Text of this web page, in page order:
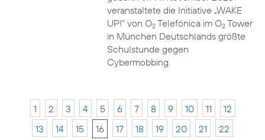
veranstaltete die Initiative „WAKE
UP!“ von O2Telefónica im O2Tower
in München Deutschlands größte
Schulstunde gegen
Cybermobbing.
1 2 3 4 5 6 7 8 9 10 11
12
13
14 15 16 17 18 19 20 21
22